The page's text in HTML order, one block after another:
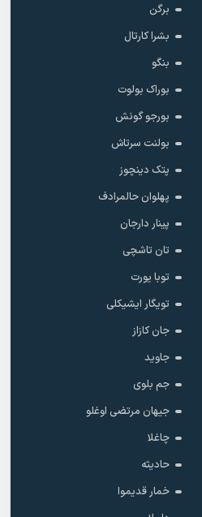
برگن
بشرا کارتال
بنگو
بوراک بولوت
بورجو گونش
بولنت سرتاش
پتک دینچوز
پهلوان حالمرادف
پینار دارجان
تان تاشچی
توبا یورت
تویگار ایشیکلی
جان کازاز
جاوید
جم بلوی
جیهان مرتضی اوغلو
چاغلا
حادیثه
خمار قدیموا